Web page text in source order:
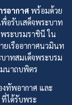
อากาศพร้อมด้วย
อรับเสด็จพระบาท
ระบรมราชินี ใน
ยเรืออากาศนวมินท
าทสมเด็จพระบรม
นาถบพิตร
ทัพอากาศ และ
ได้รับพระ